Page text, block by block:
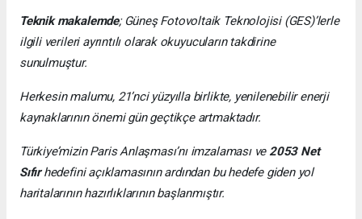
Teknik makalemde; Güneş Fotovoltaik Teknolojisi (GES)’lerle
ilgili verileri ayrıntılı olarak okuyucuların takdirine
sunulmuştur.
Herkesin malumu, 21’nci yüzyılla birlikte, yenilenebilir enerji
kaynaklarının önemi gün geçtikçe artmaktadır.
Türkiye’mizin Paris Anlaşması’nı imzalaması ve2053 Net
Sıfırhedefini açıklamasının ardından bu hedefe giden yol
haritalarının hazırlıklarının başlanmıştır.